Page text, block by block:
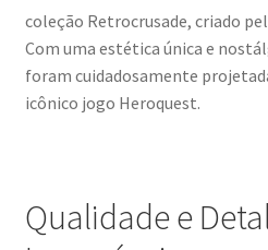
coleção Retrocrusade, criado
Com uma estética única e
foram cuidadosamente
icônico jogo Heroquest.
Qualidade e